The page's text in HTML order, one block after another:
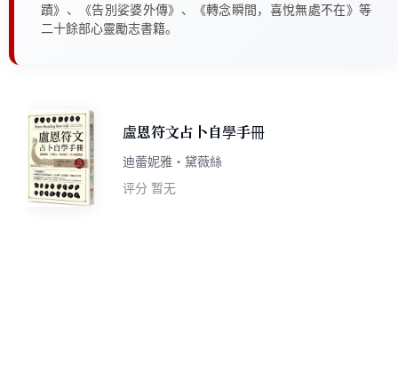
蹟》、《告別娑婆外傳》、《轉念瞬間，喜悅無處不在》等
二十餘部心靈勵志書籍。
盧恩符文占卜自學手冊
迪蕾妮雅‧黛薇絲
评分 暂无